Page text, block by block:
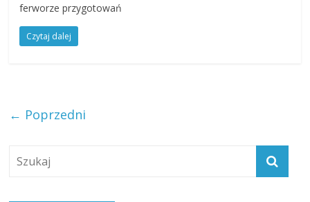
ferworze przygotowań
Czytaj dalej
← Poprzedni